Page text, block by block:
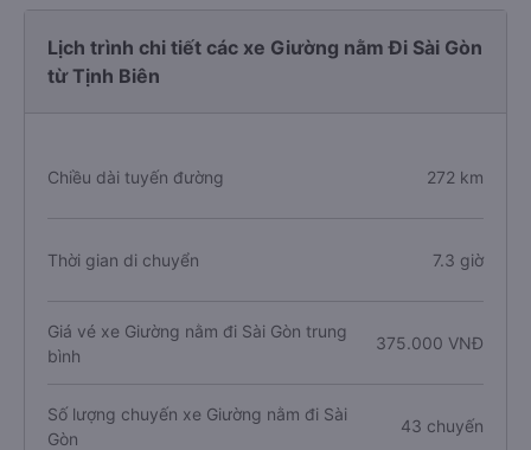
Lịch trình chi tiết các xe Giường nằm Đi Sài Gòn
từ Tịnh Biên
Chiều dài tuyến đường 272 km
Thời gian di chuyển 7.3 giờ
Giá vé xe Giường nằm đi Sài Gòn trung
bình
375.000 VNĐ
Số lượng chuyến xe Giường nằm đi Sài
Gòn
43 chuyến